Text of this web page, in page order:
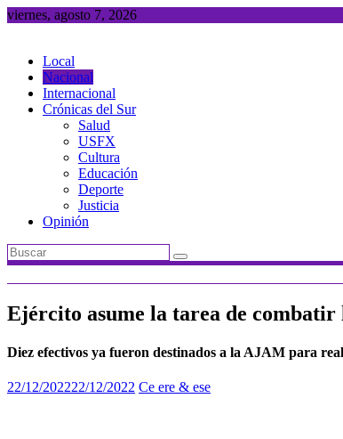
Saltar
viernes, agosto 7, 2026
Local
Nacional
Internacional
Crónicas del Sur
Salud
USFX
Cultura
Educación
Deporte
Justicia
Opinión
Ejército asume la tarea de
Diez efectivos ya fueron destinados a la AJAM para
22/12/202222/12/2022 Ce ere & ese